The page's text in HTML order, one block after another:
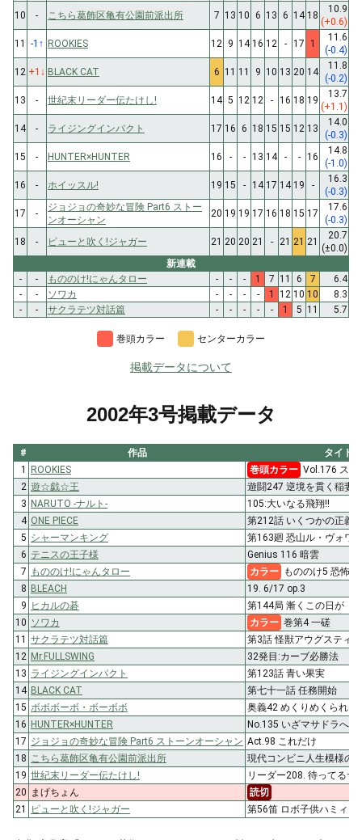
10
- こちら葛飾区亀有公園前派出所 7 13 10 6 13 6 14 18
10.9
(+0.6)
11
-1 ↑ ROOKIES 12 9 14 16 12 - 17 1
11.6
(-0.4)
12 +1 ↓ BLACK CAT 6 11 11 9 10 13 20 14
11.8
(-0.2)
13
- 世紀末リーダー伝たけし! 14 5 12 12 - 16 18 19
13.7
(+1.1)
14
- ライジングインパクト 17 16 6 18 15 15 12 13
14.0
(-0.3)
15
- HUNTER×HUNTER 16 - - 13 14 - - 16
14.8
(-1.0)
16
- ホイッスル! 19 15 - 14 17 14 19 -
16.3
(-0.3)
17
-
ジョジョの奇妙な冒険 Part6 ストー
ンオーシャン
20 19 19 17 16 18 15 17
17.6
(-0.3)
18
- ピューと吹く!ジャガー 21 20 20 21 - 21 21 21
20.7
(±0.0)
新連載
-
- もののけ!にゃんタロー - - - 1 7 11 6 7
6.4
-
- ソワカ - - - - 1 12 10 10
8.3
-
- サクラテツ対話篇 - - - - - 1 5 11 5.7
巻頭カラー センターカラー
掲載データについて
2002年3号掲載データ
# 作品
タイトル
1 ROOKIES 巻頭カラー Vol.176 スク
2 遊☆戯☆王
遊闘247 逆境を貫く稲妻!!
3 NARUTO -ナルト-
105:大いなる飛翔!!
4 ONE PIECE
第212話 いくつかの正義
5 シャーマンキング
第163廻 恐山ル・ヴォワ
6 テニスの王子様
Genius 116 暗雲
7 もののけ!にゃんタロー カラー もののけ5 恐怖
8 BLEACH
19. 6/17 op.3
9 ヒカルの碁
第144局 漸くこの日が
10 ソワカ カラー 巻第4 一磋
11 サクラテツ対話篇
第3話 怪獣アウグスティ
12 Mr.FULLSWING
32発目:カーブ必勝法
13 ライジングインパクト
第123話 青い果実
14 BLACK CAT
第七十一話 任務開始
15 ボボボーボ・ボーボボ
奥義42 めくりめくられこ
16 HUNTER×HUNTER
No.135 いざマサドラへ!①
17 ジョジョの奇妙な冒険 Part6 ストーンオーシャン Act.98 これだけ
18
こちら葛飾区亀有公園前派出所
現代コンビニ人生模様の
19 世紀末リーダー伝たけし!
リーダー208. 待ってるサ
20 まげちょん
読切
21
ピューと吹く!ジャガー 第56笛 ロボ子供ハミィ